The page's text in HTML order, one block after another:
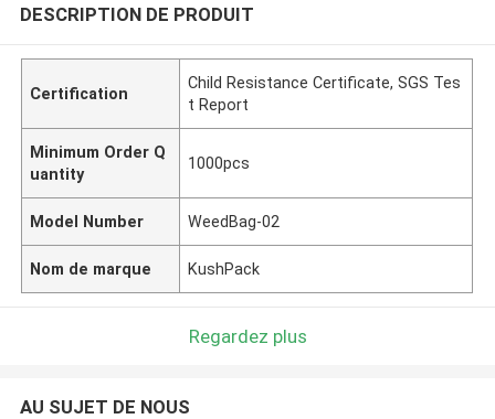
DESCRIPTION DE PRODUIT
Certification
Child Resistance Certificate, SGS Tes
t Report
Minimum Order Q
uantity
1000pcs
Model Number WeedBag-02
Nom de marque KushPack
Regardez plus
AU SUJET DE NOUS